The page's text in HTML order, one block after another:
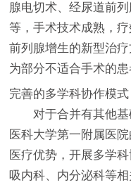
腺电切术、经尿道前
等，手术技术成熟，
前列腺增生的新型治
为部分不适合手术的
完善的多学科协作模式
对于合并有其他
医科大学第一附属医
医疗优势，开展多学
吸内科、内分泌科等